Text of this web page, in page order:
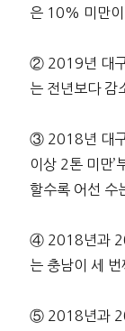
은 10% 미만이
② 2019년 대구
는 전년보다 감
③ 2018년 대구
이상 2톤 미만’
할수록 어선 수
④ 2018년과
는 충남이 세 번
⑤ 2018년과